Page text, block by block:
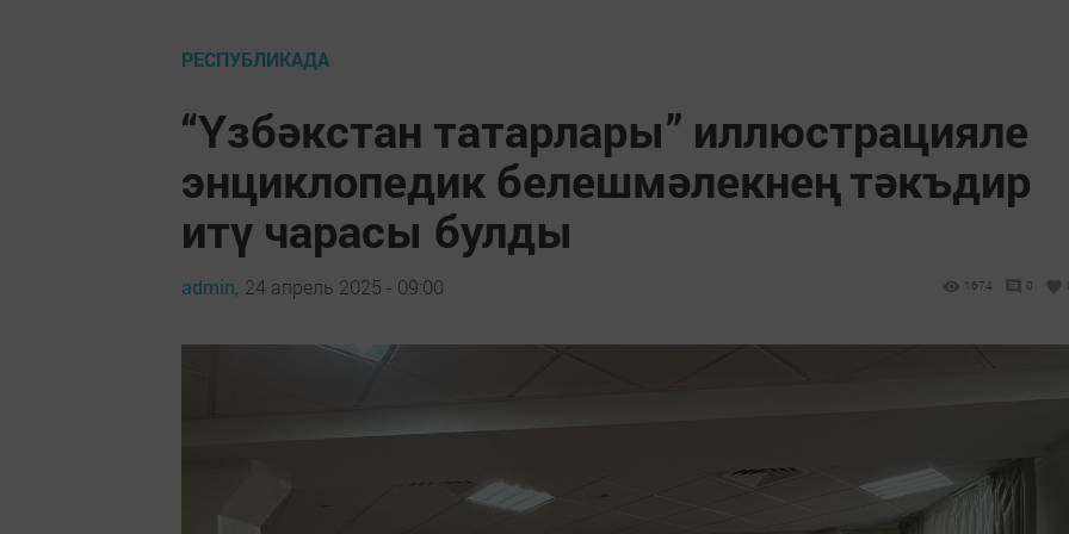
РЕСПУБЛИКАДА
“Үзбәкстан татарлары” иллюстрацияле
энциклопедик белешмәлекнең тәкъдир
итү чарасы булды
admin, 24 апрель 2025 - 09:00 1674 0